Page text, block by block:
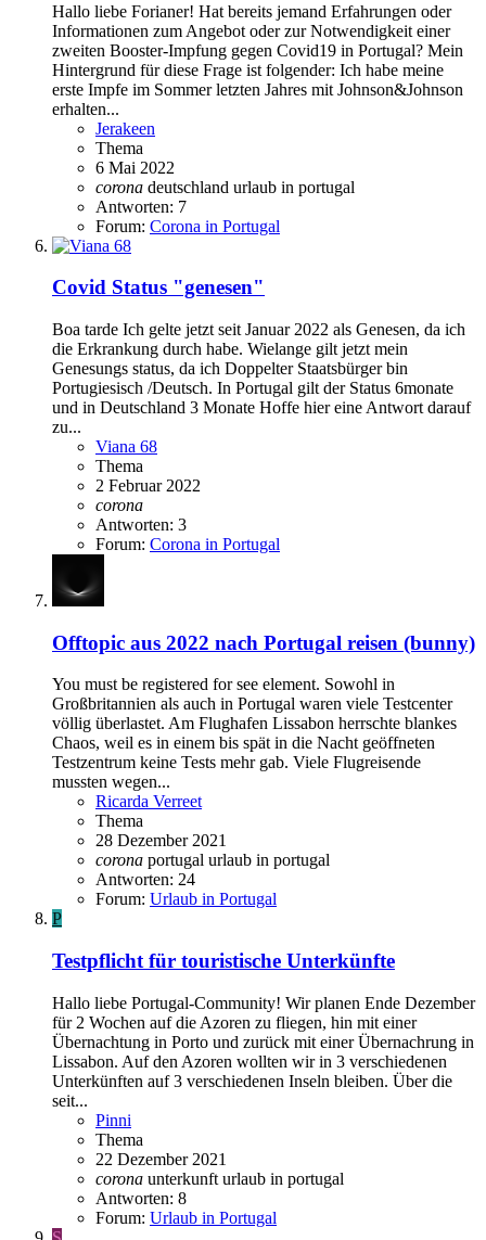
Hallo liebe Forianer! Hat bereits jemand Erfahrungen oder
Informationen zum Angebot oder zur Notwendigkeit einer
zweiten Booster-Impfung gegen Covid19 in Portugal? Mein
Hintergrund für diese Frage ist folgender: Ich habe meine
erste Impfe im Sommer letzten Jahres mit Johnson&Johnson
erhalten...
Jerakeen
Thema
6 Mai 2022
corona deutschland urlaub in portugal
Antworten: 7
Forum: Corona in Portugal
Covid Status "genesen"
Boa tarde Ich gelte jetzt seit Januar 2022 als Genesen, da ich
die Erkrankung durch habe. Wielange gilt jetzt mein
Genesungs status, da ich Doppelter Staatsbürger bin
Portugiesisch /Deutsch. In Portugal gilt der Status 6monate
und in Deutschland 3 Monate Hoffe hier eine Antwort darauf
zu...
Viana 68
Thema
2 Februar 2022
corona
Antworten: 3
Forum: Corona in Portugal
Offtopic aus 2022 nach Portugal reisen (bunny)
You must be registered for see element. Sowohl in
Großbritannien als auch in Portugal waren viele Testcenter
völlig überlastet. Am Flughafen Lissabon herrschte blankes
Chaos, weil es in einem bis spät in die Nacht geöffneten
Testzentrum keine Tests mehr gab. Viele Flugreisende
mussten wegen...
Ricarda Verreet
Thema
28 Dezember 2021
corona portugal urlaub in portugal
Antworten: 24
Forum: Urlaub in Portugal
P
Testpflicht für touristische Unterkünfte
Hallo liebe Portugal-Community! Wir planen Ende Dezember
für 2 Wochen auf die Azoren zu fliegen, hin mit einer
Übernachtung in Porto und zurück mit einer Übernachrung in
Lissabon. Auf den Azoren wollten wir in 3 verschiedenen
Unterkünften auf 3 verschiedenen Inseln bleiben. Über die
seit...
Pinni
Thema
22 Dezember 2021
corona unterkunft urlaub in portugal
Antworten: 8
Forum: Urlaub in Portugal